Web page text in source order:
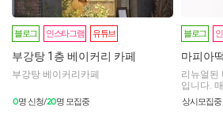
블로그 인스타그램 유튜브
부강탕 1층 베이커리 카페
부강탕 베이커리카페
0명 신청/20명 모집중
블로그
마피아
리뉴얼된
입니다.
감성으로
다.
상시모집중